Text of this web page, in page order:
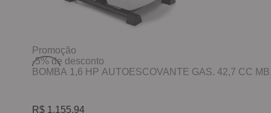
Promoção
-5% de desconto
BOMBA 1,6 HP AUTOESCOVANTE GAS. 42,7 CC
R$ 1.155,94